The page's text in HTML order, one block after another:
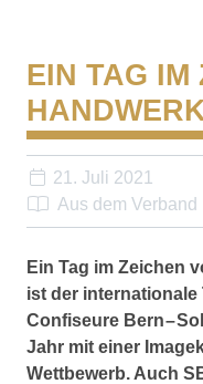
EIN TAG IM
21. Juli 2021
Aus dem Verband
Ein Tag im Zeichen
ist der internationale
Confiseure Bern –
Jahr mit einer
Wettbewerb. Auch